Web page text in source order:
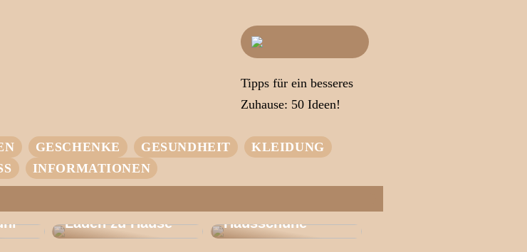
Tipps für ein besseres
Zuhause: 50 Ideen!
GESCHENKE GESUNDHEIT
KLEIDUNG
INFORMATIONEN
intelligentes
Laden zu Hause
Das Geheimnis
Wärme
Hausschuhe